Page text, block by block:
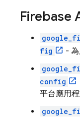
Firebase
fig
-
config
平台應用